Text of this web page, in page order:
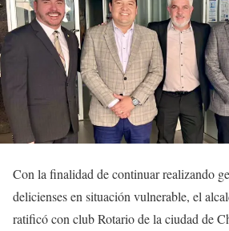
Con la finalidad de continuar realizando
delicienses en situación vulnerable, el
ratificó con club Rotario de la ciudad de